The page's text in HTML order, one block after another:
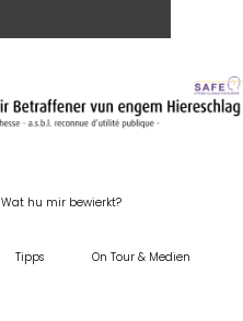
Wat hu mir bewierkt?
Tipps On Tour & Medien